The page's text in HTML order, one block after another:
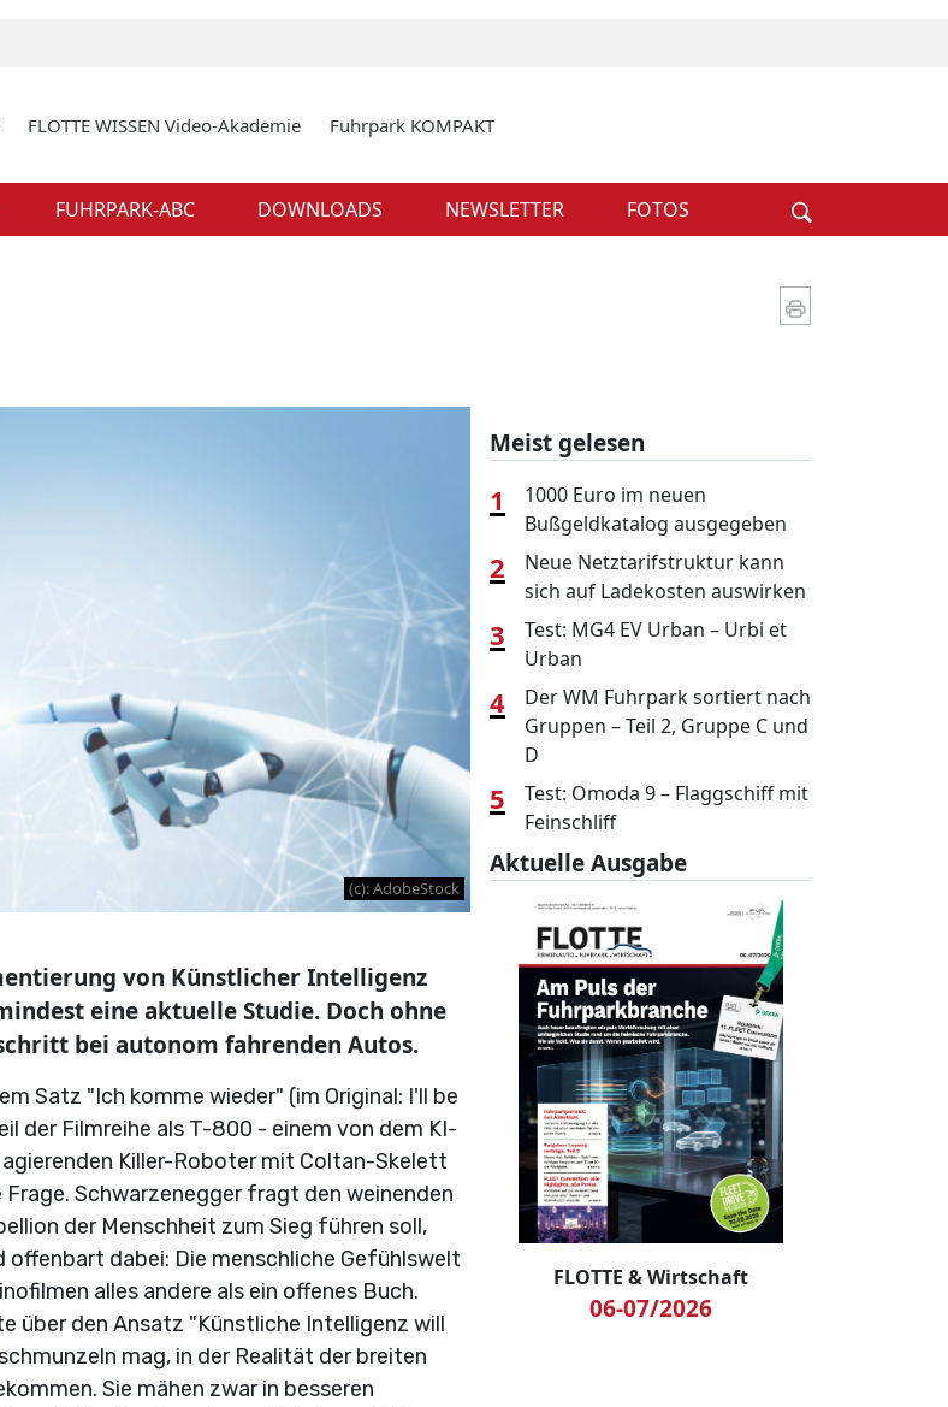
FLOTTE WISSEN Video-Akademie Fuhrpark KOMPAKT
FUHRPARK-ABC DOWNLOADS NEWSLETTER FOTOS
(c): AdobeStock
von Künstlicher Intelligenz
eine aktuelle Studie. Doch ohne
bei autonom fahrenden Autos.
Satz "Ich komme wieder" (im Original: I'll be
der Filmreihe als T-800 - einem von dem KI-
Killer-Roboter mit Coltan-Skelett
Schwarzenegger fragt den weinenden
der Menschheit zum Sieg führen soll,
offenbart dabei: Die menschliche Gefühlswelt
alles andere als ein offenes Buch.
über den Ansatz "Künstliche Intelligenz will
mag, in der Realität der breiten
Sie mähen zwar in besseren
Meist gelesen
1
1000 Euro im neuen
Bußgeldkatalog ausgegeben
2
Neue Netztarifstruktur kann
sich auf Ladekosten auswirken
3
Test: MG4 EV Urban – Urbi et
Urban
4
Der WM Fuhrpark sortiert nach
Gruppen – Teil 2, Gruppe C und
D
5
Test: Omoda 9 – Flaggschiff mit
Feinschliff
Aktuelle Ausgabe
FLOTTE & Wirtschaft
06-07/2026